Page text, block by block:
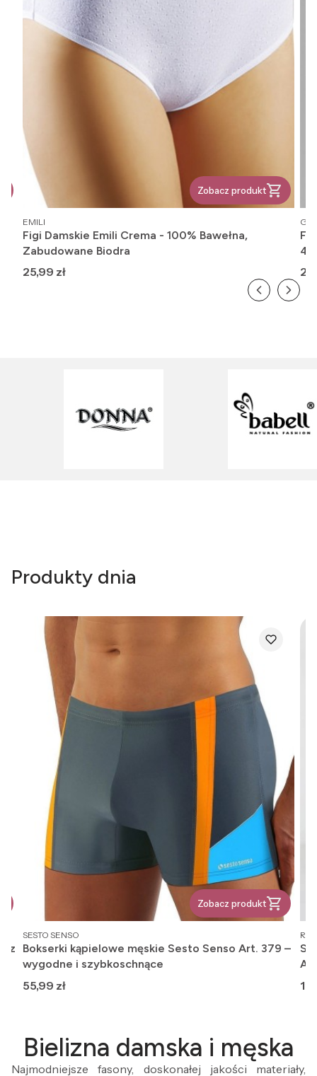
Zobacz produkt
PRODUCENT
EMILI
Figi Damskie Emili Crema - 100% Bawełna,
Zabudowane Biodra
Cena
25,99 zł
Produkty dnia
z
Zobacz produkt
PRODUCENT
SESTO SENSO
Bokserki kąpielowe męskie Sesto Senso Art. 379 –
wygodne i szybkoschnące
Cena
55,99 zł
Bielizna damska i męska
Najmodniejsze fasony, doskonałej jakości materiały,